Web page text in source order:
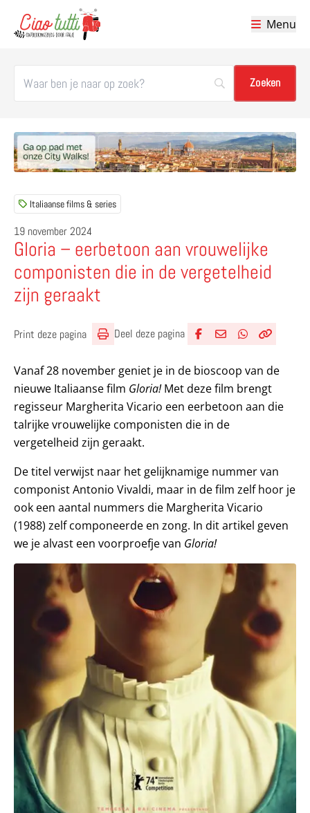
Menu
Italiaanse films & series
19 november 2024
Gloria – eerbetoon aan vrouwelijke
componisten die in de vergetelheid
zijn geraakt
Print deze pagina Deel deze pagina
Vanaf 28 november geniet je in de bioscoop van de
nieuwe Italiaanse film Gloria!Met deze film brengt
regisseur Margherita Vicario een eerbetoon aan die
talrijke vrouwelijke componisten die in de
vergetelheid zijn geraakt.
De titel verwijst naar het gelijknamige nummer van
componist Antonio Vivaldi, maar in de film zelf hoor je
ook een aantal nummers die Margherita Vicario
(1988) zelf componeerde en zong. In dit artikel geven
we je alvast een voorproefje van Gloria!